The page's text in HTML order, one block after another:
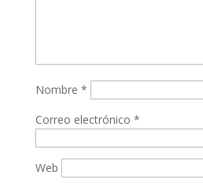
Nombre *
Correo electrónico *
Web